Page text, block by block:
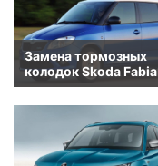
Замена тормозных
колодок Skoda Fabia